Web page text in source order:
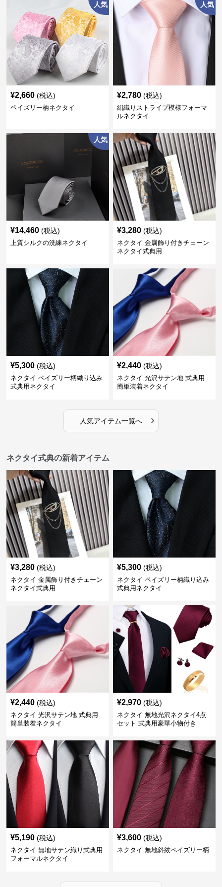
人気
¥2,660 (税込)
ペイズリー柄ネクタイ
人気
¥2,780 (税込)
絹織りストライプ模様フォーマ
ルネクタイ
人気
¥14,460 (税込)
上質シルクの洗練ネクタイ
¥3,280 (税込)
ネクタイ 金属飾り付きチェーン
ネクタイ式典用
¥5,300 (税込)
ネクタイ ペイズリー柄織り込み
式典用ネクタイ
¥2,440 (税込)
ネクタイ 光沢サテン地 式典用
簡単装着ネクタイ
人気アイテム一覧へ ›
ネクタイ式典の新着アイテム
¥3,280 (税込)
ネクタイ 金属飾り付きチェーン
ネクタイ式典用
¥5,300 (税込)
ネクタイ ペイズリー柄織り込み
式典用ネクタイ
¥2,440 (税込)
ネクタイ 光沢サテン地 式典用
簡単装着ネクタイ
¥2,970 (税込)
ネクタイ 無地光沢ネクタイ4点
セット 式典用豪華小物付き
¥5,190 (税込)
ネクタイ 無地サテン織り式典用
フォーマルネクタイ
¥3,600 (税込)
ネクタイ 無地斜紋ペイズリー柄